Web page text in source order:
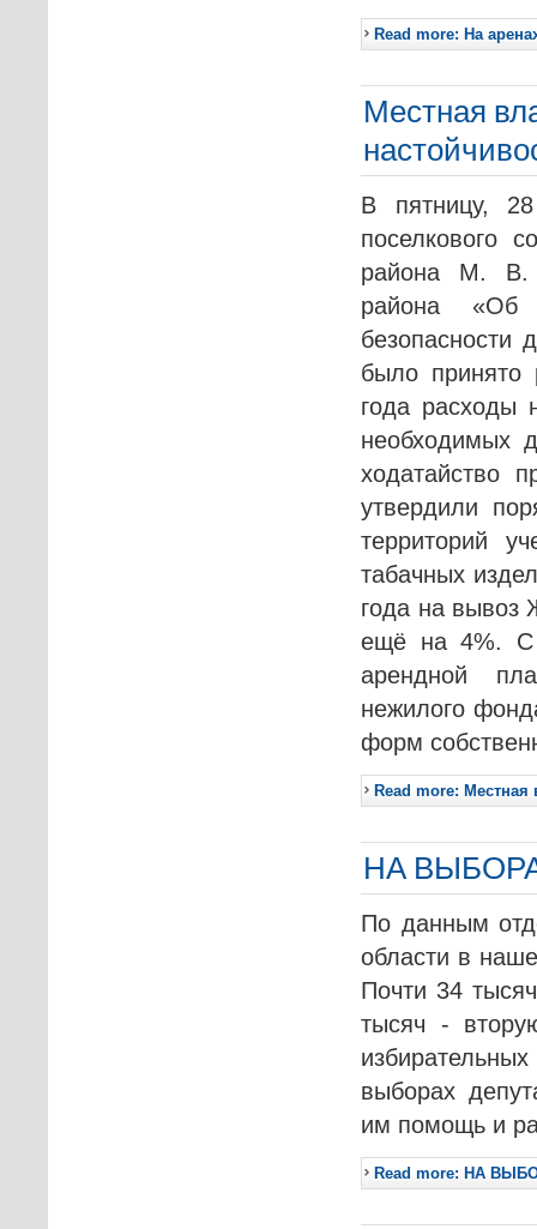
Read more: На
Местная
В пятницу,
поселкового
района М. В.
района «Об
безопасности
было принято
года расходы
необходимых
ходатайство
утвердили
территорий
табачных
года на вывоз
ещё на 4%. С
арендной
нежилого
форм
Read more: Местная
НА
По данным
области в
Почти 34
тысяч -
выборах
им помощь и
Read more: НА